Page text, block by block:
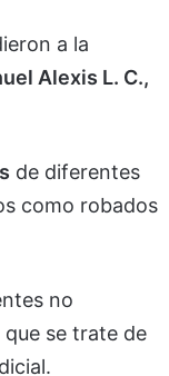
a la
Alexis L. C.,
de diferentes
como robados
no
que se trate de